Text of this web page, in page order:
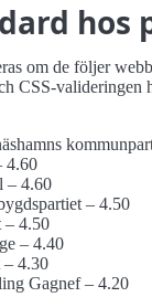
om de följer
CSS-valideringen
4.60
– 4.60
– 4.50
– 4.50
– 4.40
– 4.30
Gagnef – 4.20